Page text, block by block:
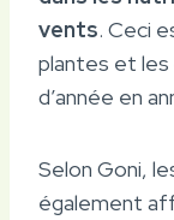
vents. Ceci
plantes et les
d’année en
Selon Goni,
également